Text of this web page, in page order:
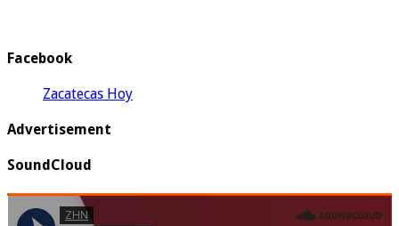
Facebook
Zacatecas Hoy
Advertisement
SoundCloud